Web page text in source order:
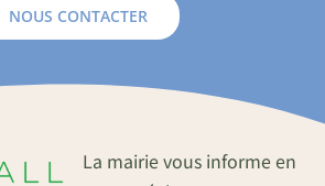
NOUS CONTACTER
La mairie vous informe en